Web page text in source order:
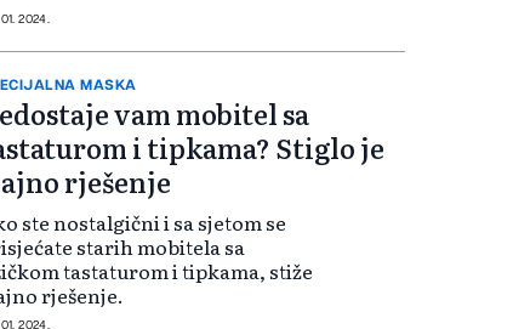
2024.
MASKA
vam mobitel sa
i tipkama? Stiglo je
rješenje
ste nostalgični i sa sjetom se
starih mobitela sa
tastaturom i tipkama, stiže
rješenje.
2024.